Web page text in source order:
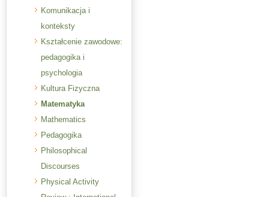
Komunikacja i
konteksty
Kształcenie zawodowe:
pedagogika i
psychologia
Kultura Fizyczna
Matematyka
Mathematics
Pedagogika
Philosophical
Discourses
Physical Activity